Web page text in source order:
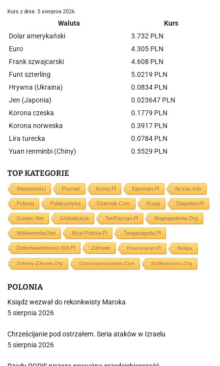
Kurs z dnia: 5 sierpnia 2026
Waluta
Kurs
Dolar amerykański
3.732 PLN
Euro
4.305 PLN
Frank szwajcarski
4.608 PLN
Funt szterling
5.0219 PLN
Hrywna (Ukraina)
0.0834 PLN
Jen (Japonia)
0.023647 PLN
Korona czeska
0.1779 PLN
Korona norweska
0.3917 PLN
Lira turecka
0.0784 PLN
Yuan renminbi (Chiny)
0.5529 PLN
TOP KATEGORIE
Wiadomości Poznań Kresy.pl Epoznan.pl Nczas.info
Polonia Publicystyka Dziennik.com Rosja Dlapolski.pl
Goniec.net Globalizacja TenPoznan.pl Magnapolonia.org
Wolnemedia.net Mysl-Polska.pl Twojapogoda.pl
Dobrewiadomosci.net.pl Zdrowie Prisonplanet.pl Religia
Sekrety-Zdrowia.org Gazetawarszawska.com Stolikwolnosci.org
POLONIA
Ksiądz wezwał do rekonkwisty Maroka
5 sierpnia 2026
Chrześcijanie pod ostrzałem. Seria ataków w Izraelu
5 sierpnia 2026